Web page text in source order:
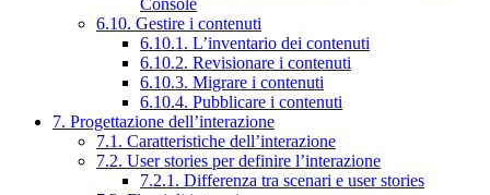
6.10. Gestire i contenuti
6.10.1. L’inventario dei contenuti
6.10.2. Revisionare i contenuti
6.10.3. Migrare i contenuti
6.10.4. Pubblicare i contenuti
7. Progettazione dell’interazione
7.1. Caratteristiche dell’interazione
7.2. User stories per definire l’interazione
7.2.1. Differenza tra scenari e user stories